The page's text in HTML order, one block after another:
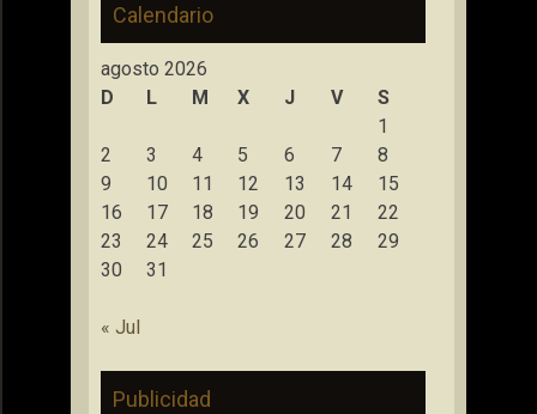
Calendario
agosto 2026
D
L M X J V
S
1
2
3 4 5 6 7
8
9
10 11 12 13 14
15
16
17 18 19 20 21
22
23
24 25 26 27 28
29
30
31
« Jul
Publicidad